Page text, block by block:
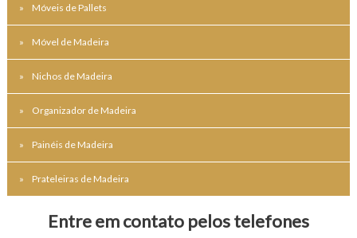
Móveis de Pallets
Móvel de Madeira
Nichos de Madeira
Organizador de Madeira
Painéis de Madeira
Prateleiras de Madeira
Entre em contato pelos telefones